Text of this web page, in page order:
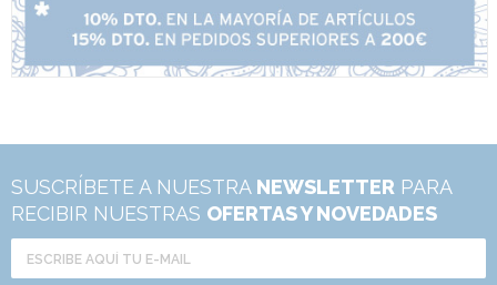
SUSCRÍBETE A NUESTRA NEWSLETTER PARA
RECIBIR NUESTRAS OFERTAS Y NOVEDADES